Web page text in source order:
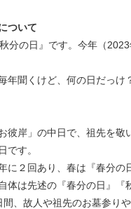
ついて
分の日』です。今年（
年聞くけど、何の日だっけ
彼岸」の中日で、祖先を敬
です。
に２回あり、春は『春分の
体は先述の『春分の日』『
間、故人や祖先のお墓参り